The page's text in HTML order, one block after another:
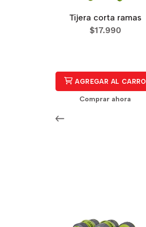
Tijera corta ramas
$17.990
AGREGAR AL CARRO
Comprar ahora